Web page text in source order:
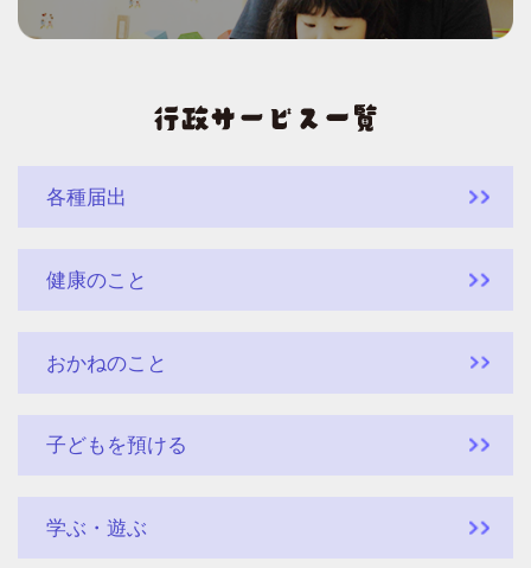
各種届出
健康のこと
おかねのこと
子どもを預ける
学ぶ・遊ぶ